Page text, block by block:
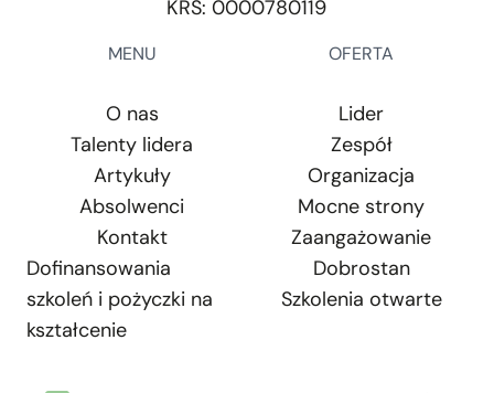
KRS: 0000780119
MENU
O nas
Talenty lidera
Artykuły
Absolwenci
Kontakt
Dofinansowania
szkoleń i pożyczki na
kształcenie
OFERTA
Lider
Zespół
Organizacja
Mocne strony
Zaangażowanie
Dobrostan
Szkolenia otwarte